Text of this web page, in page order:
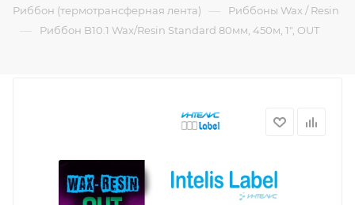
Риббон (термотрансферная лента) — Риббоны Wax / Resin
— Риббон B10.1 Wax/Resin Standard 80мм, 450м, 1", OUT